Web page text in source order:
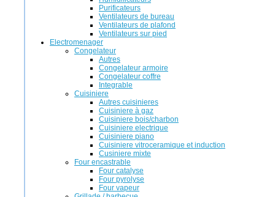
Purificateurs
Ventilateurs de bureau
Ventilateurs de plafond
Ventilateurs sur pied
Electromenager
Congelateur
Autres
Congelateur armoire
Congelateur coffre
Integrable
Cuisiniere
Autres cuisinieres
Cuisiniere à gaz
Cuisiniere bois/charbon
Cuisiniere electrique
Cuisiniere piano
Cuisiniere vitroceramique et induction
Cusiniere mixte
Four encastrable
Four catalyse
Four pyrolyse
Four vapeur